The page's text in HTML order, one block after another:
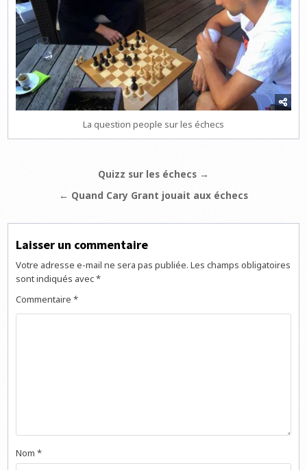
La question people sur les échecs
NavigationQuizz sur les échecs →
← Quand Cary Grant jouait aux échecs
Laisser un commentaire
Votre adresse e-mail ne sera pas publiée. Les champs obligatoires
sont indiqués avec*
Commentaire*
Nom*